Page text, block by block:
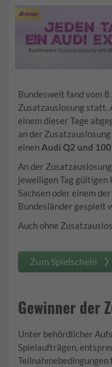
Bundesweit fand vom
Zusatzauslosung statt.
einem dieser Tage
an der
einen Audi Q2 und
An der
jeweiligen Tag
Sachsen oder einem
Bundesländer gespielt
Auch ohne
Zum Spielschein
Gewinner der
Unter behördlicher
Spielaufträgen,